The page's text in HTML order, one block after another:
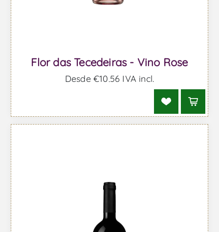
Flor das Tecedeiras - Vino Rose
Desde €10,56 IVA incl.